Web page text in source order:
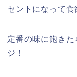
セントになって食
定番の味に飽き
ジ！